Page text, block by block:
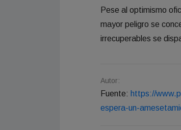
Pese al optimismo
mayor peligro se
irrecuperables se
Autor:
Fuente: https://
espera-un-